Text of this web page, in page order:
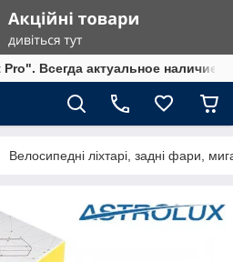
Всегда актуальное
Велосипедні ліхтарі, задні фари,